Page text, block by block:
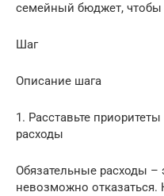
семейный бюджет, чтобы
Шаг
Описание шага
1. Расставьте
расходы
Обязательные расходы –
невозможно